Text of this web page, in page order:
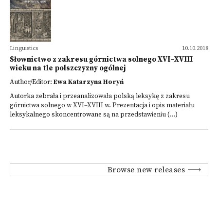
10.10.2018
Linguistics
Słownictwo z zakresu górnictwa solnego XVI–XVIII
wieku na tle polszczyzny ogólnej
Author/Editor: Ewa Katarzyna Horyń
Autorka zebrała i przeanalizowała polską leksykę z zakresu
górnictwa solnego w XVI–XVIII w. Prezentacja i opis materiału
leksykalnego skoncentrowane są na przedstawieniu (...)
Browse new releases